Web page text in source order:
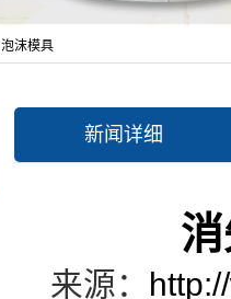
泡沫模具
新闻详细
来源：